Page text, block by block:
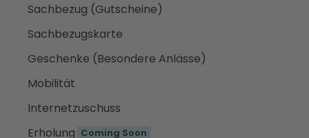
Sachbezug (Gutscheine)
Sachbezugskarte
Geschenke (Besondere Anlässe)
Mobilität
Internetzuschuss
Erholung Coming Soon